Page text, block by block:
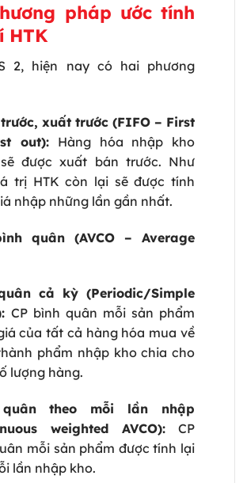
pháp ước tính
HTK
2, hiện nay có hai phương
xuất trước (FIFO – First
out): Hàng hóa nhập kho
được xuất bán trước. Như
trị HTK còn lại sẽ được tính
nhập những lần gần nhất.
quân (AVCO – Average
cả kỳ (Periodic/Simple
CP bình quân mỗi sản phẩm
của tất cả hàng hóa mua về
phẩm nhập kho chia cho
lượng hàng.
quân theo mỗi lần nhập
weighted AVCO):CP
mỗi sản phẩm được tính lại
lần nhập kho.